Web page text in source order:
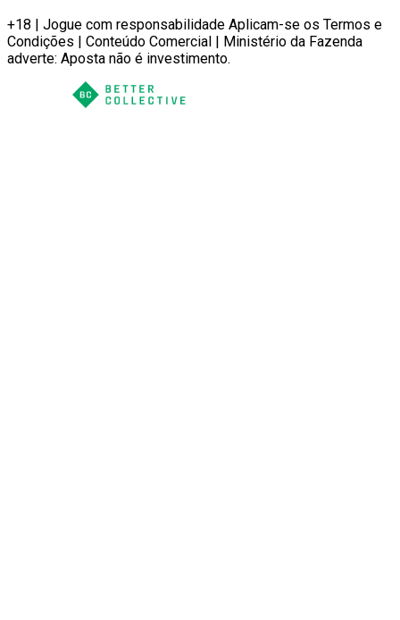
+18 | Jogue com responsabilidade Aplicam-se os Termos e
Condições | Conteúdo Comercial | Ministério da Fazenda
adverte: Aposta não é investimento.